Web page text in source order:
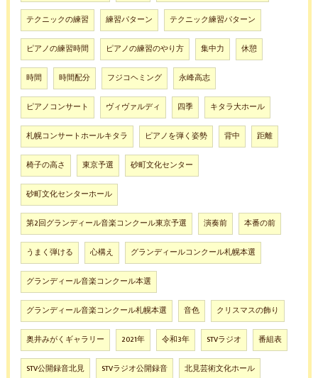
テクニックの練習 練習パターン テクニック練習パターン
ピアノの練習時間 ピアノの練習のやり方 集中力 休憩
時間 時間配分 フジコヘミング 永峰高志
ピアノコンサート ヴィヴァルディ 四季 キタラ大ホール
札幌コンサートホールキタラ ピアノを弾く姿勢 背中 距離
椅子の高さ 東京予選 砂町文化センター
砂町文化センターホール
第2回グランディール音楽コンクール東京予選 演奏前 本番の前
うまく弾ける 心構え グランディールコンクール札幌本選
グランディール音楽コンクール本選
グランディール音楽コンクール札幌本選 音色 クリスマスの飾り
奥井みがくギャラリー 2021年 令和3年 STVラジオ 番組表
STV公開録音北見 STVラジオ公開録音 北見芸術文化ホール